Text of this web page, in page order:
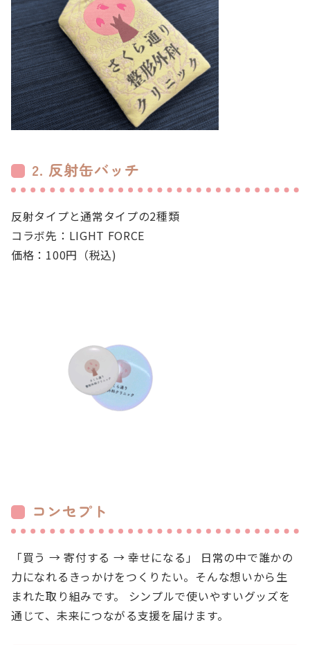
2. 反射缶バッチ
反射タイプと通常タイプの2種類
コラボ先：LIGHT FORCE
価格：100円（税込)
コンセプト
「買う → 寄付する → 幸せになる」 日常の中で誰かの
力になれるきっかけをつくりたい。そんな想いから生
まれた取り組みです。 シンプルで使いやすいグッズを
通じて、未来につながる支援を届けます。